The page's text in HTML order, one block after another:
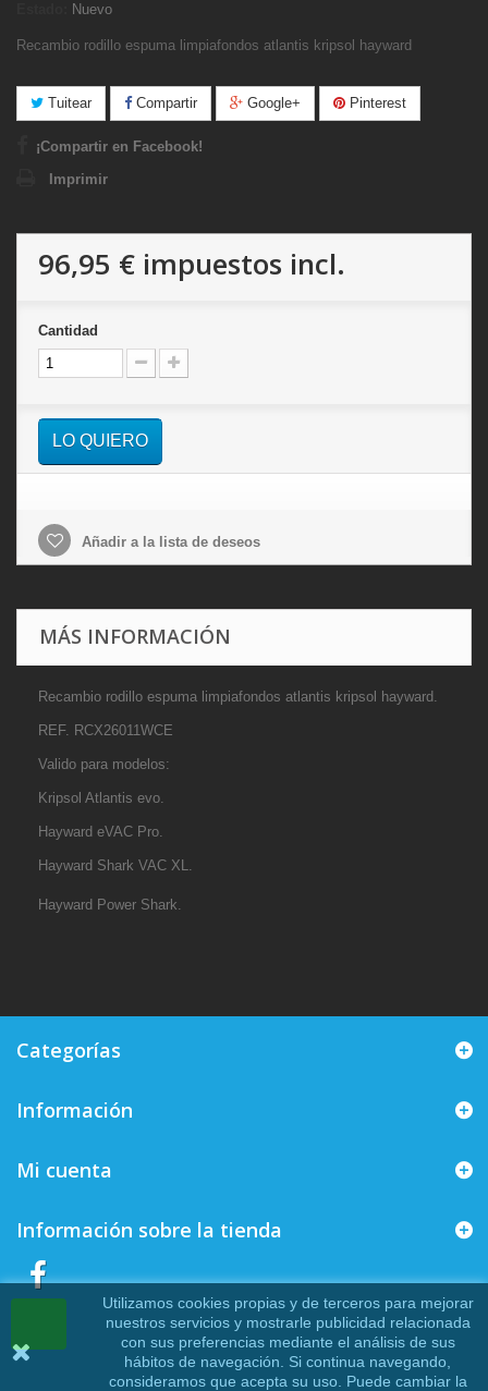
Nuevo
Recambio rodillo espuma limpiafondos atlantis kripsol hayward
Tuitear Compartir Google+ Pinterest
¡Compartir en Facebook!
Imprimir
96,95 € impuestos incl.
Cantidad
LO QUIERO
Añadir a la lista de deseos
MÁS INFORMACIÓN
Recambio rodillo espuma limpiafondos atlantis kripsol hayward.
REF. RCX26011WCE
Valido para modelos:
Kripsol Atlantis evo.
Hayward eVAC Pro.
Hayward Shark VAC XL.
Hayward Power Shark.
Categorías
Información
Mi cuenta
Información sobre la tienda
Utilizamos cookies propias y de terceros para mejorar
nuestros servicios y mostrarle publicidad relacionada
con sus preferencias mediante el análisis de sus
hábitos de navegación. Si continua navegando,
consideramos que acepta su uso. Puede cambiar la